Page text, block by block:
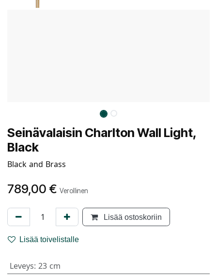
Seinävalaisin Charlton Wall Light,
Black
Black and Brass
789,00 € Verollinen
Lisää ostoskoriin
Lisää toivelistalle
Leveys: 23 cm